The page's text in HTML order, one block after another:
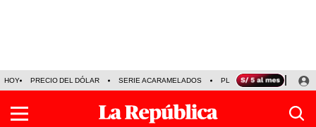
HOY PRECIO DEL DÓLAR SERIE ACARAMELADOS PLAZA VEA